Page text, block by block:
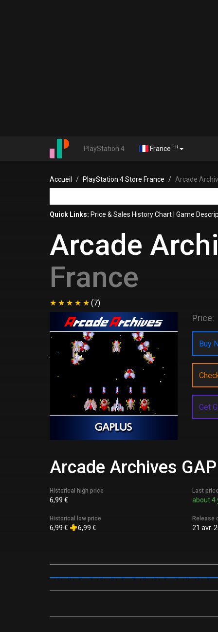
PlayStation 4 France FR
Accueil PlayStation 4 Store France Arcade
Quick Links: Price & Sales History Chart Game
Arcade
France
(7)
Price:
Buy
Get
Arcade Archives
Historical high price
6,99 €
Historical low price
6,99 € 6,99 €
Last
about 4
Release
21 avr.